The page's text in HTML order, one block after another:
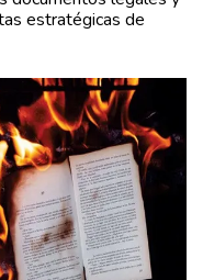
estratégicas de